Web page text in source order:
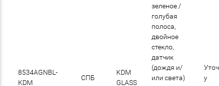
8534AGNBL-
KDM
СПБ
KDM
GLASS
зеленое /
голубая
полоса,
двойное
стекло,
датчик
(дождя и/
или света)
у